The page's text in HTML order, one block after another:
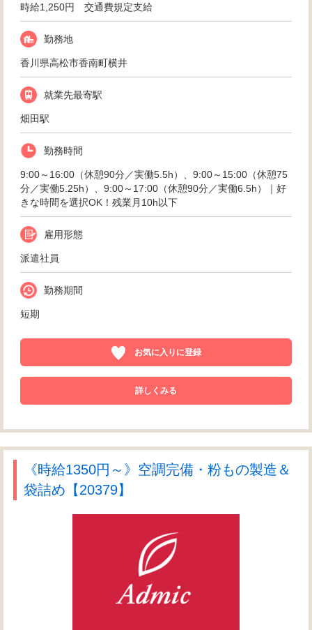
時給1,250円 交通費規定支給
勤務地
香川県高松市香南町横井
就業先最寄駅
畑田駅
勤務時間
9:00～16:00（休憩90分／実働5.5h）、9:00～15:00（休憩75
分／実働5.25h）、9:00～17:00（休憩90分／実働6.5h）｜好
きな時間を選択OK！残業月10h以下
雇用形態
派遣社員
勤務期間
短期
お気に入りに登録
詳しくみる
《時給1350円～》空調完備・粉もの製造＆
袋詰め【20379】